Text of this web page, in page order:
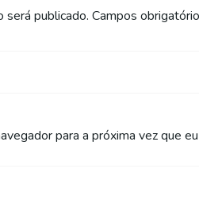
será publicado. Campos
para a próxima vez que